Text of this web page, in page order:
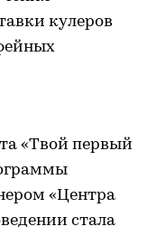
кулеров
«Твой первый
«Центра
стала